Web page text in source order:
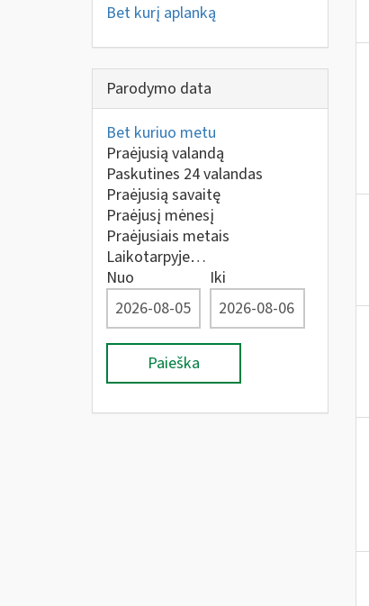
Bet kurį aplanką
Parodymo data
Bet kuriuo metu
Praėjusią valandą
Paskutines 24 valandas
Praėjusią savaitę
Praėjusį mėnesį
Praėjusiais metais
Laikotarpyje…
Nuo
Iki
Paieška